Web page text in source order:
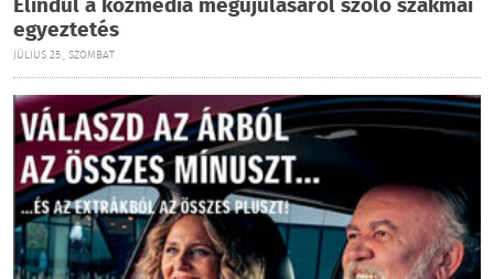
Elindul a közmédia megújulásáról szóló szakmai
egyeztetés
JÚLIUS 25., SZOMBAT